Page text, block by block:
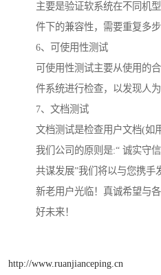
主要是验证软系统在不同机
件下的兼容性，需要重复多步
6、可使用性测试
可使用性测试主要从使用的
件系统进行检查，以发现人
7、文档测试
文档测试是检查用户文档(如
我们公司的原则是:“ 诚实守
共谋发展”我们将以与您携手
新老用户光临！真诚希望与
好未来！
http://www.ruanjianceping.cn